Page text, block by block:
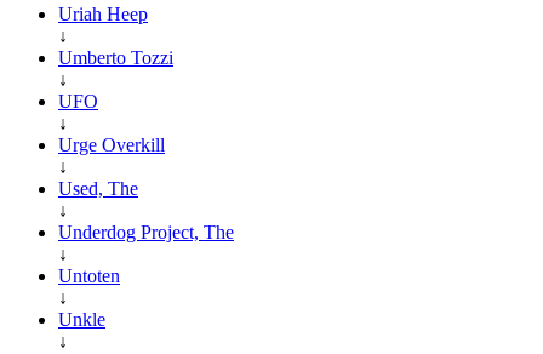
Uriah Heep
↓
Umberto Tozzi
↓
UFO
↓
Urge Overkill
↓
Used, The
↓
Underdog Project, The
↓
Untoten
↓
Unkle
↓